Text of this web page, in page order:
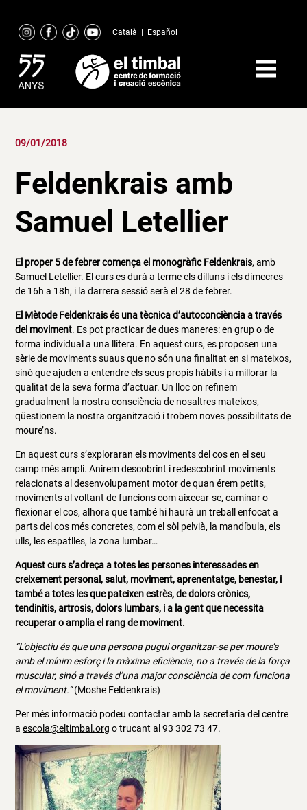
content
Català Español
09/01/2018
Feldenkrais amb
Samuel Letellier
El proper 5 de febrer comença el monogràfic Feldenkrais, amb
Samuel Letellier. El curs es durà a terme els dilluns i els dimecres
de 16h a 18h, i la darrera sessió serà el 28 de febrer.
El Mètode Feldenkrais és una tècnica d’autoconciència a través
del moviment. Es pot practicar de dues maneres: en grup o de
forma individual a una llitera. En aquest curs, es proposen una
sèrie de moviments suaus que no són una finalitat en si mateixos,
sinó que ajuden a entendre els seus propis hàbits i a millorar la
qualitat de la seva forma d’actuar. Un lloc on refinem
gradualment la nostra consciència de nosaltres mateixos,
qüestionem la nostra organització i trobem noves possibilitats de
moure’ns.
En aquest curs s’exploraran els moviments del cos en el seu
camp més ampli. Anirem descobrint i redescobrint moviments
relacionats al desenvolupament motor de quan érem petits,
moviments al voltant de funcions com aixecar-se, caminar o
flexionar el cos, alhora que també hi haurà un treball enfocat a
parts del cos més concretes, com el sòl pelvià, la mandíbula, els
ulls, les espatlles, la zona lumbar…
Aquest curs s’adreça a totes les persones interessades en
creixement personal, salut, moviment, aprenentatge, benestar, i
també a totes les que pateixen estrès, de dolors crònics,
tendinitis, artrosis, dolors lumbars, i a la gent que necessita
recuperar o amplia el rang de moviment.
“L’objectiu és que una persona pugui organitzar-se per moure’s
amb el mínim esforç i la màxima eficiència, no a través de la força
muscular, sinó a través d’una major consciència de com funciona
el moviment.”(Moshe Feldenkrais)
Per més informació podeu contactar amb la secretaria del centre
aescola@eltimbal.org o trucant al 93 302 73 47.